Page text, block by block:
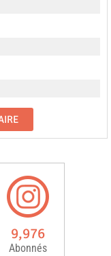
9,976
Abonnés